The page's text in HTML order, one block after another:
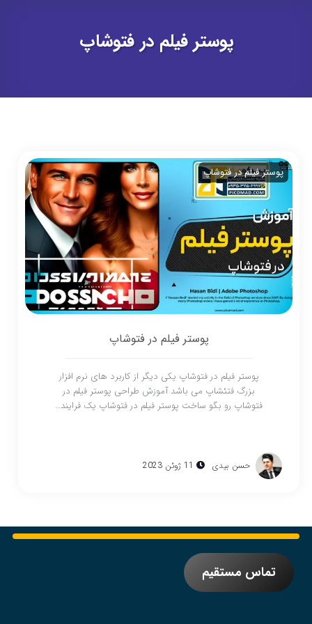
پوستر فیلم در فتوشاپ
پوستر فیلم در فتوشاپ
پوستر فیلم در فتوشاپ
پوستر فیلم در فتوشاپ یکی دیگر از کاربرد های نرم افزار
بزرگ فتئشاپ می باشد آموزش طراحی پوستر فیلم در
فتوشاپ رو بگو ساخت پوستر فیلم در فتوشاپ یک فرایند…
حسن بیدی 11 ژوئن 2023
تماس مستقیم